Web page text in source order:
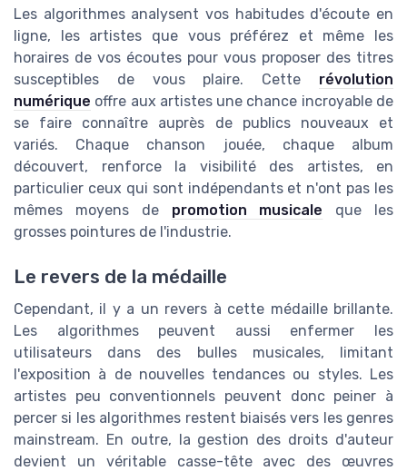
Les algorithmes analysent vos habitudes d'écoute en
ligne, les artistes que vous préférez et même les
horaires de vos écoutes pour vous proposer des titres
susceptibles de vous plaire. Cette révolution
numérique offre aux artistes une chance incroyable de
se faire connaître auprès de publics nouveaux et
variés. Chaque chanson jouée, chaque album
découvert, renforce la visibilité des artistes, en
particulier ceux qui sont indépendants et n'ont pas les
mêmes moyens de promotion musicale que les
grosses pointures de l'industrie.
Le revers de la médaille
Cependant, il y a un revers à cette médaille brillante.
Les algorithmes peuvent aussi enfermer les
utilisateurs dans des bulles musicales, limitant
l'exposition à de nouvelles tendances ou styles. Les
artistes peu conventionnels peuvent donc peiner à
percer si les algorithmes restent biaisés vers les genres
mainstream. En outre, la gestion des droits d'auteur
devient un véritable casse-tête avec des œuvres